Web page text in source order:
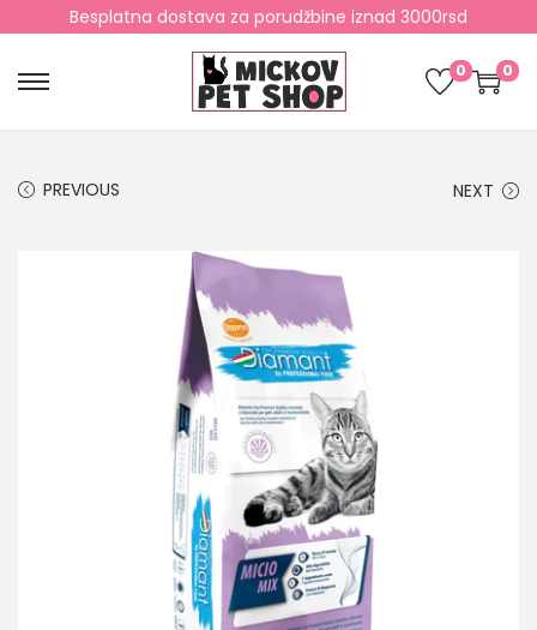
Besplatna dostava za porudžbine iznad 3000rsd
0 0
PREVIOUS NEXT